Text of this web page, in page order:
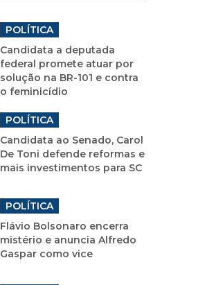
POLÍTICA
Candidata a deputada
federal promete atuar por
solução na BR-101 e contra
o feminicídio
POLÍTICA
Candidata ao Senado, Carol
De Toni defende reformas e
mais investimentos para SC
POLÍTICA
Flávio Bolsonaro encerra
mistério e anuncia Alfredo
Gaspar como vice